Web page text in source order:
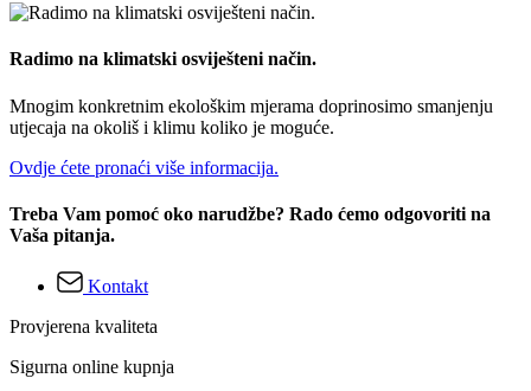
Radimo na klimatski osviješteni način.
Mnogim konkretnim ekološkim mjerama doprinosimo smanjenju
utjecaja na okoliš i klimu koliko je moguće.
Ovdje ćete pronaći više informacija.
Treba Vam pomoć oko narudžbe? Rado ćemo odgovoriti na
Vaša pitanja.
Kontakt
Provjerena kvaliteta
Sigurna online kupnja